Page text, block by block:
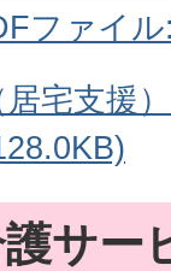
ファイ
宅支援
サー